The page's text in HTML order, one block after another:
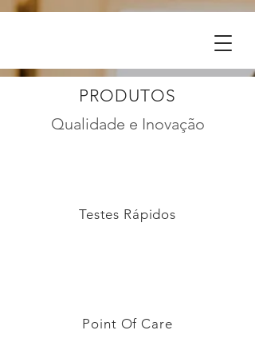
PRODUTOS
Qualidade e Inovação
Testes Rápidos
Point Of Care